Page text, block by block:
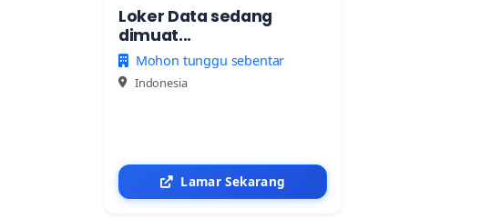
Loker Data sedang
dimuat...
Mohon tunggu sebentar
Indonesia
Lamar Sekarang